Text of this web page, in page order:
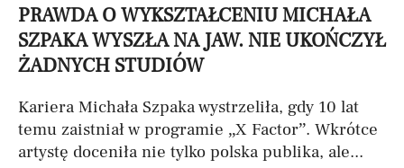
PRAWDA O WYKSZTAŁCENIU MICHAŁA
SZPAKA WYSZŁA NA JAW. NIE UKOŃCZYŁ
ŻADNYCH STUDIÓW
Kariera Michała Szpaka wystrzeliła, gdy 10 lat
temu zaistniał w programie „X Factor”. Wkrótce
artystę doceniła nie tylko polska publika, ale...